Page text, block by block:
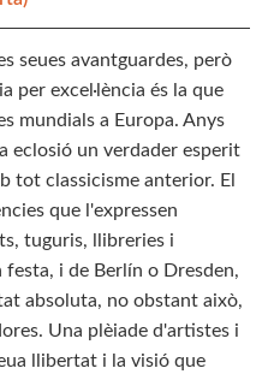
seues avantguardes, però
per excel·lència és la que
mundials a Europa. Anys
eclosió un verdader esperit
tot classicisme anterior. El
que l'expressen
tuguris, llibreries i
i de Berlín o Dresden,
absoluta, no obstant això,
Una plèiade d'artistes i
llibertat i la visió que